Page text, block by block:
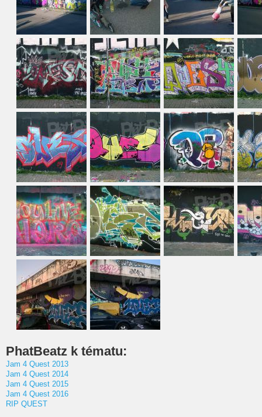
PhatBeatz k tématu:
Jam 4 Quest 2013
Jam 4 Quest 2014
Jam 4 Quest 2015
Jam 4 Quest 2016
RIP QUEST